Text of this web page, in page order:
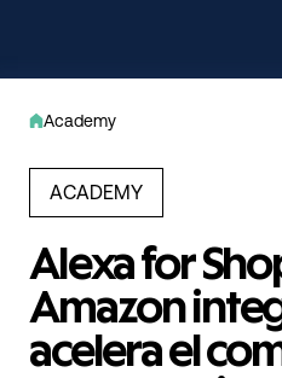
Academy
ACADEMY
Alexa for
Amazon
acelera el